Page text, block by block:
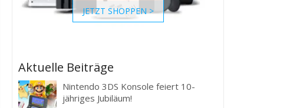
JETZT SHOPPEN >
Aktuelle Beiträge
Nintendo 3DS Konsole feiert 10-
jähriges Jubiläum!